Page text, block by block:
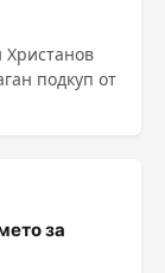
подкуп от
за